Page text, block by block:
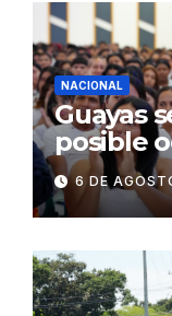
NACIONAL
Guayas
posible
2.500
6 DE